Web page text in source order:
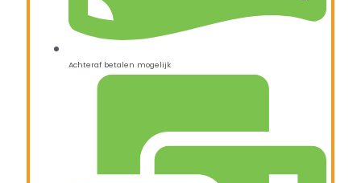
Achteraf betalen mogelijk